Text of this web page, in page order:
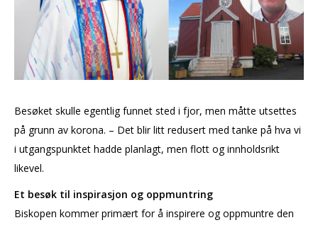
Besøket skulle egentlig funnet sted i fjor, men måtte utsettes
på grunn av korona. – Det blir litt redusert med tanke på hva vi
i utgangspunktet hadde planlagt, men flott og innholdsrikt
likevel.
Et besøk til inspirasjon og oppmuntring
Biskopen kommer primært for å inspirere og oppmuntre den